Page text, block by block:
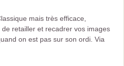
mais très efficace,
retailler et recadrer vos images
on est pas sur son ordi. Via